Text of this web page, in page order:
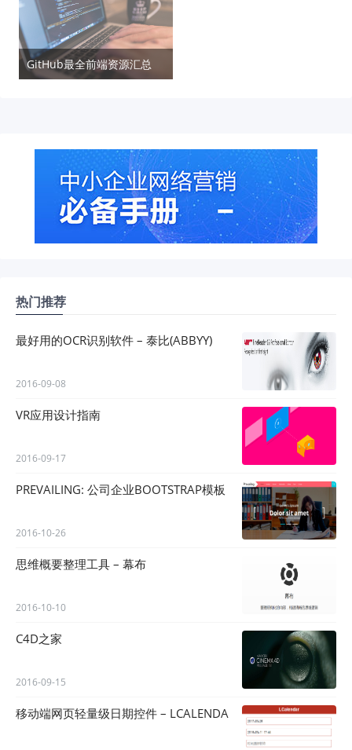
GitHub最全前端资源汇总
热门推荐
最好用的OCR识别软件 – 泰比(ABBYY)
2016-09-08
VR应用设计指南
2016-09-17
PREVAILING: 公司企业BOOTSTRAP模板
2016-10-26
思维概要整理工具 – 幕布
2016-10-10
C4D之家
2016-09-15
移动端网页轻量级日期控件 – LCALENDA